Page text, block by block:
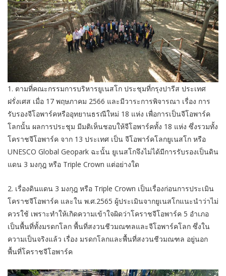
1. ตามที่คณะกรรมการบริหารยูเนสโก ประชุมที่กรุงปารีส ประเทศ
ฝรั่งเศส เมื่อ 17 พฤษภาคม 2566 และมีวาระการพิจารณา เรื่อง การ
รับรองจีโอพาร์คหรืออุทยานธรณีใหม่ 18 แห่ง เพื่อการเป็นจีโอพาร์ค
โลกนั้น ผลการประชุม มีมติเห็นชอบให้จีโอพาร์คทั้ง 18 แห่ง ซึ่งรวมทั้ง
โคราชจีโอพาร์ค จาก 13 ประเทศ เป็น จีโอพาร์คโลกยูเนสโก หรือ
UNESCO Global Geopark ฉะนั้น ยูเนสโกจึงไม่ได้มีการรับรองเป็นดิน
แดน 3 มงกุฎ หรือ Triple Crown แต่อย่างใด
2. เรื่องดินแดน 3 มงกุฎ หรือ Triple Crown เป็นเรื่องก่อนการประเมิน
โคราชจีโอพาร์ค และใน พ.ศ.2565 ผู้ประเมินจากยูเนสโกแนะนำว่าไม่
ควรใช้ เพราะทำให้เกิดความเข้าใจผิดว่าโคราชจีโอพาร์ค 5 อำเภอ
เป็นพื้นที่ทั้งมรดกโลก พื้นที่สงวนชีวมณฑลและจีโอพาร์คโลก ซึ่งใน
ความเป็นจริงแล้ว เรื่อง มรดกโลกและพื้นที่สงวนชีวมณฑล อยู่นอก
พื้นที่โคราชจีโอพาร์ค